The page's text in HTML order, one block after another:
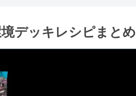
境デッキレシピまとめ